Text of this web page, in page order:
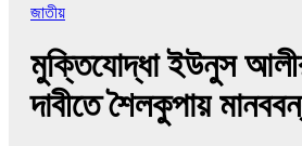
জাতীয়
মুক্তিযোদ্ধা ইউনুস
দাবীতে শৈলকুপায়